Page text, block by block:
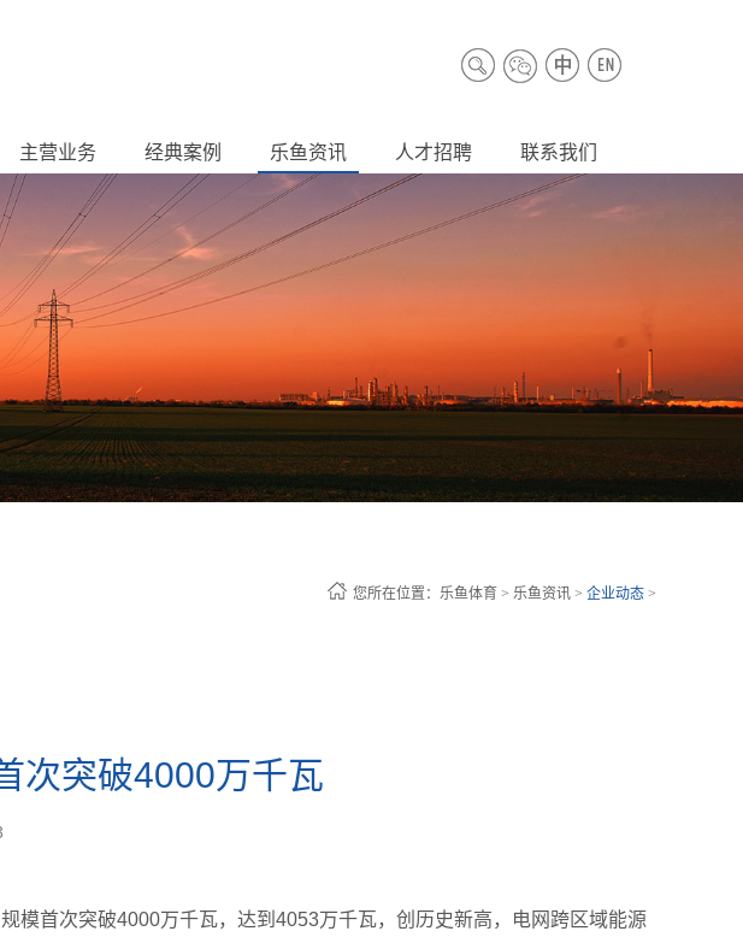
主营业务 经典案例 乐鱼资讯 人才招聘 联系我们
您所在位置： 乐鱼体育 > 乐鱼资讯 > 企业动态 >
次突破4000万千瓦
模首次突破4000万千瓦，达到4053万千瓦，创历史新高，电网跨区域能源